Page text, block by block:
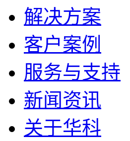
解决方案
客户案例
服务与支持
新闻资讯
关于华科